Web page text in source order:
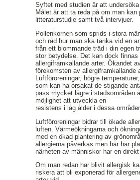
Syftet med studien är att
Målet är att ta reda på om man
litteraturstudie samt två intervjuer.
Pollenkornen som sprids i stora
och råd hur man ska tänka vid en
från ett blommande träd i din egen
stor betydelse. Det kan dock
allergiframkallande arter. Ökandet
förekomsten av allergiframkallande
Luftföroreningar, högre
som kan ha orsakat de stigande
pass mycket lägre i stadsområden
möjlighet att utveckla en
resistens i låg ålder i dessa
Luftföroreningar bidrar till ökade
luften. Värmeökningarna och
med en ökad plantering av
allergierna påverkas men här har
närheten av människor har en
Om man redan har blivit allergisk
riskera att bli exponerad för